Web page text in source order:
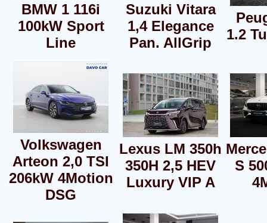
BMW 1 116i
100kW Sport
Line
Suzuki Vitara
1,4 Elegance
Pan. AllGrip
1.2
Volkswagen
Arteon 2,0 TSI
206kW 4Motion
DSG
Lexus LM 350h
350H 2,5 HEV
Luxury VIP A
S